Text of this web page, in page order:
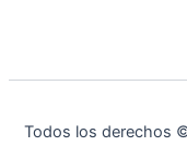
Todos los derechos